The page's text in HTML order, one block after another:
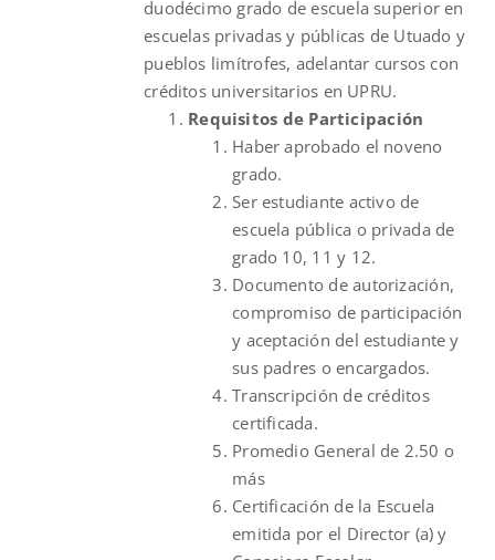
duodécimo grado de escuela superior en
escuelas privadas y públicas de Utuado y
pueblos limítrofes, adelantar cursos con
créditos universitarios en UPRU.
Requisitos de Participación
Haber aprobado el noveno
grado.
Ser estudiante activo de
escuela pública o privada de
grado 10, 11 y 12.
Documento de autorización,
compromiso de participación
y aceptación del estudiante y
sus padres o encargados.
Transcripción de créditos
certificada.
Promedio General de 2.50 o
más
Certificación de la Escuela
emitida por el Director (a) y